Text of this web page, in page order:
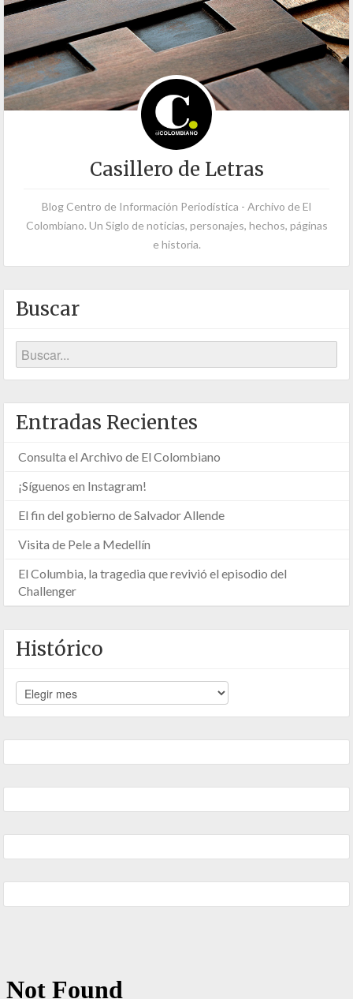
Casillero de Letras
Blog Centro de Información Periodística - Archivo de El
Colombiano. Un Siglo de noticias, personajes, hechos, páginas
e historia.
Buscar
Entradas Recientes
Consulta el Archivo de El Colombiano
¡Síguenos en Instagram!
El fin del gobierno de Salvador Allende
Visita de Pele a Medellín
El Columbia, la tragedia que revivió el episodio del
Challenger
Histórico